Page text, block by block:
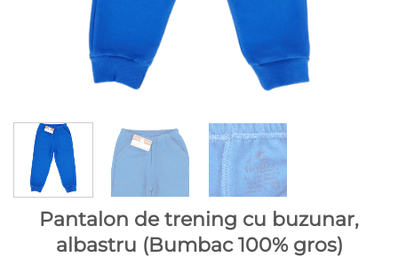
Pantalon de trening cu buzunar,
albastru (Bumbac 100% gros)